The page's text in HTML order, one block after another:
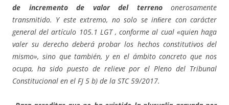
de incremento de valor del terrenoonerosamente
transmitido. Y este extremo, no solo se inﬁere con carácter
general del artículo 105.1 LGT , conforme al cual «quien haga
valer su derecho deberá probar los hechos constitutivos del
mismo», sino que también, y en el ámbito concreto que nos
ocupa, ha sido puesto de relieve por el Pleno del Tribunal
Constitucional en el FJ 5 b) de la STC 59/2017.